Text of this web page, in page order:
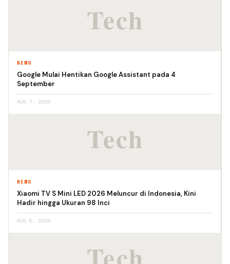
NEWS
Google Mulai Hentikan Google Assistant pada 4
September
AUG 7, 2026
NEWS
Xiaomi TV S Mini LED 2026 Meluncur di Indonesia, Kini
Hadir hingga Ukuran 98 Inci
AUG 6, 2026